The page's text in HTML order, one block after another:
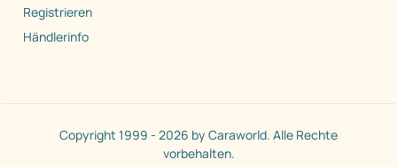
Privacy Manager
Händler